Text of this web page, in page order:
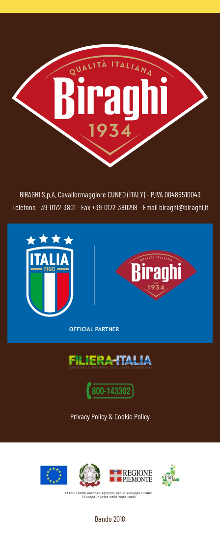
BIRAGHI S.p.A. Cavallermaggiore CUNEO (ITALY) - P.IVA 00486510043
Telefono +39-0172-3801- Fax +39-0172-380298 - Email biraghi@biraghi.it
Privacy Policy & Cookie Policy
Bando 2018